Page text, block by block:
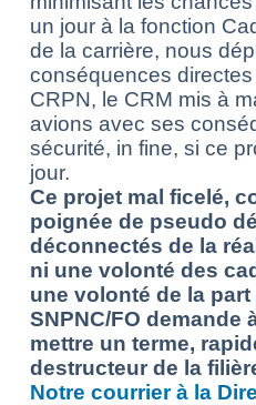
un jour à la fonction
de la carrière, nous
conséquences
CRPN, le CRM mis à
avions avec ses
sécurité, in fine, si ce
jour.
Ce projet mal ficelé,
poignée de pseudo
déconnectés de la
ni une volonté des
une volonté de la part
SNPNC/FO demande
mettre un terme,
destructeur de la
Notre courrier à la